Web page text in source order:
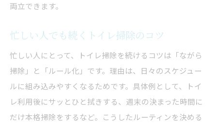
両立できます。
忙しい人でも続くトイレ掃除のコツ
忙しい人にとって、トイレ掃除を続けるコツは「ながら
掃除」と「ルール化」です。理由は、日々のスケジュー
ルに組み込みやすくなるためです。具体例として、トイ
レ利用後にサッとひと拭きする、週末の決まった時間に
だけ本格掃除をするなど。こうしたルーティンを決める